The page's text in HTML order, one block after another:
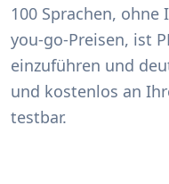
100 Sprachen,
you-go-Preisen, ist
einzuführen und
und kostenlos an
testbar.